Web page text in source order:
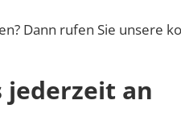
Dann rufen Sie unsere
jederzeit an